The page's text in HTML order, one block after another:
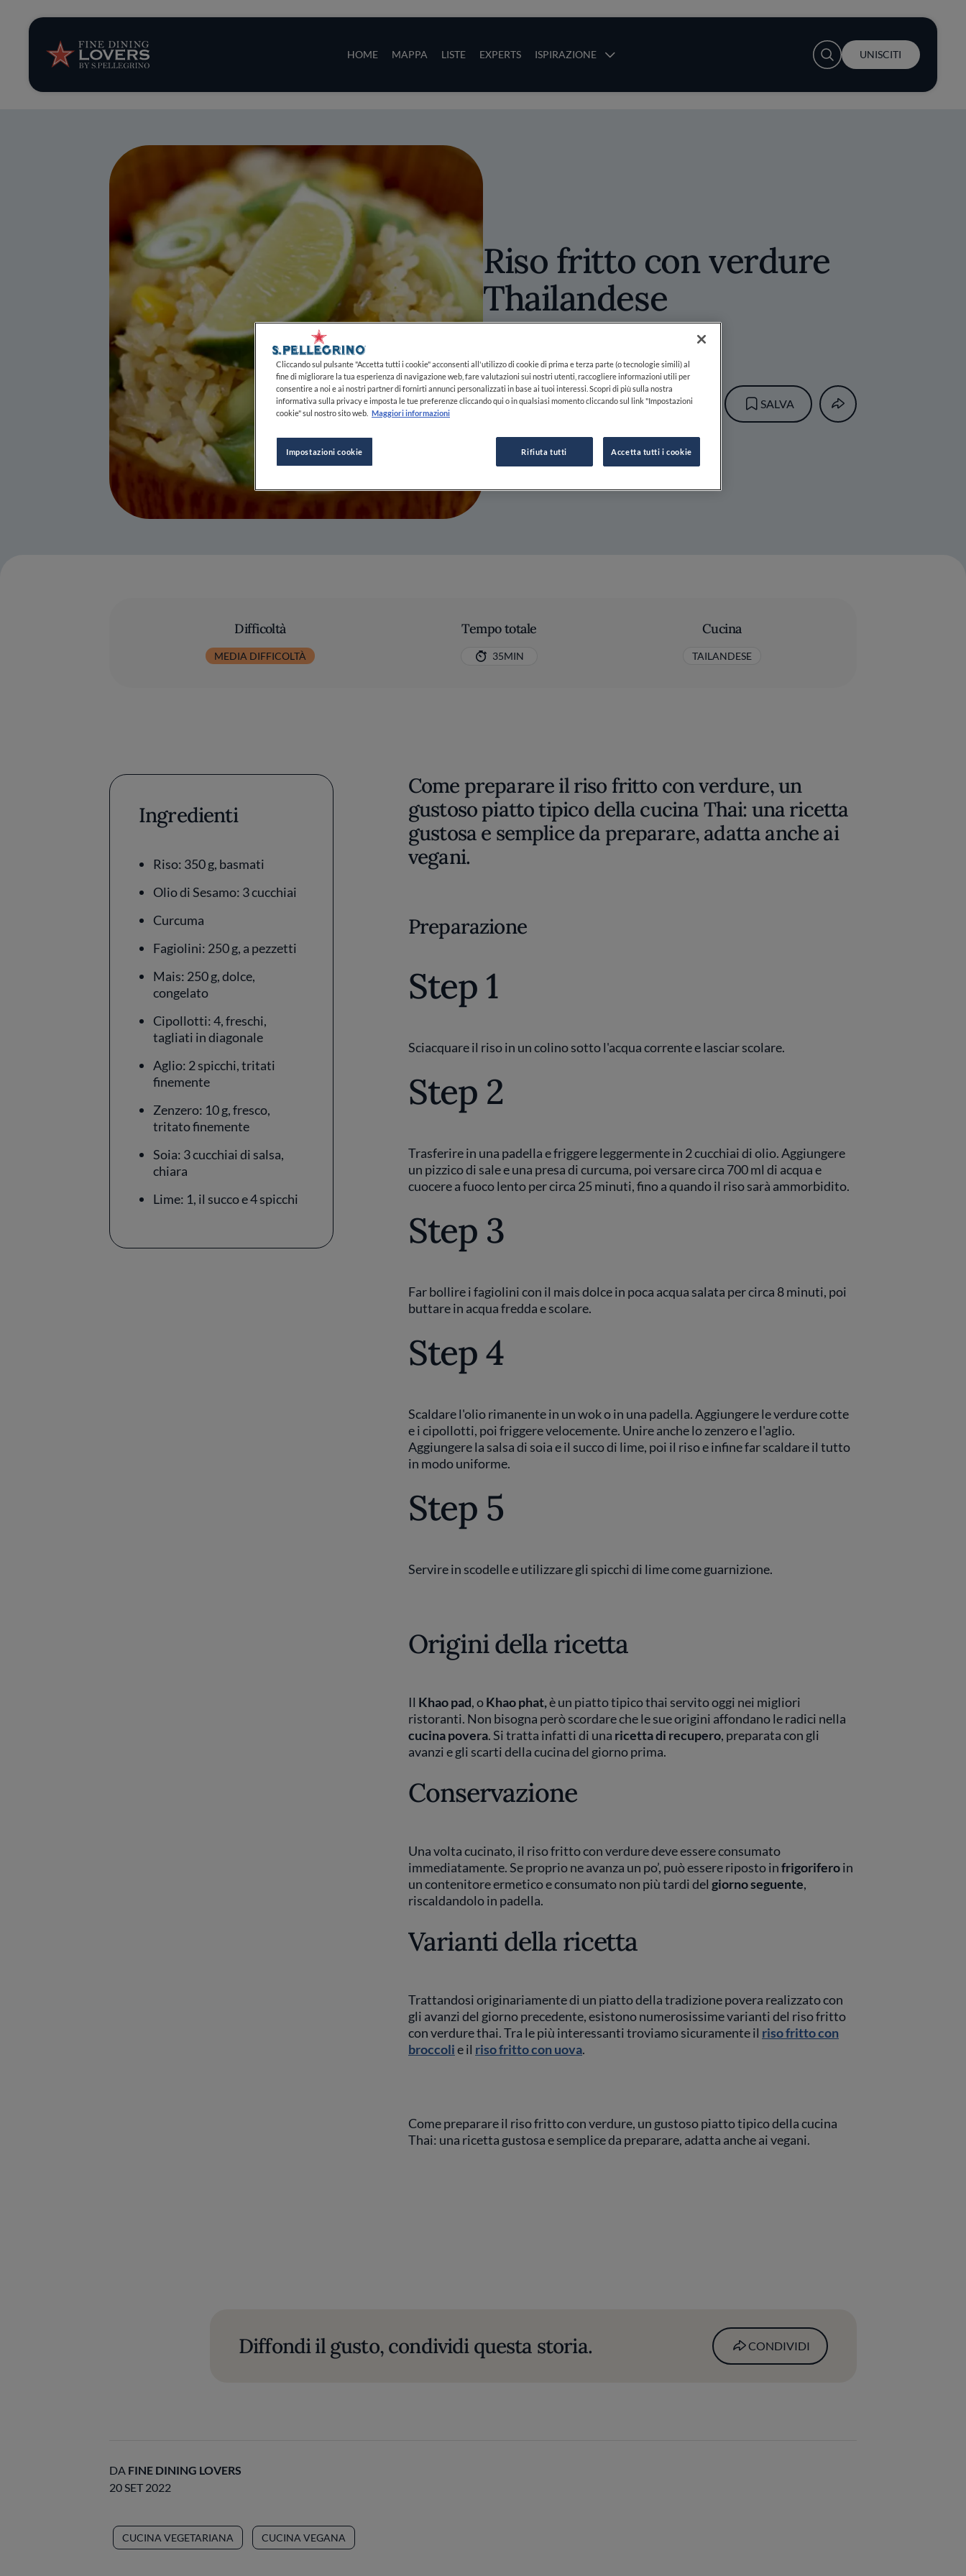
HOME MAPPA LISTE EXPERTS ISPIRAZIONE
Storie e tendenze
Ricette
Trucchi e consigli
Serie
User account menu
UNISCITI
Riso fritto con verdure
Thailandese
DA FINE DINING LOVERS
REDAZIONE
SALVA
Difficoltà
MEDIA DIFFICOLTÀ
Tempo totale
35MIN
Cucina
TAILANDESE
Ingredienti
Riso: 350 g, basmati
Olio di Sesamo: 3 cucchiai
Curcuma
Fagiolini: 250 g, a pezzetti
Mais: 250 g, dolce,
congelato
Cipollotti: 4, freschi,
tagliati in diagonale
Aglio: 2 spicchi, tritati
finemente
Zenzero: 10 g, fresco,
tritato finemente
Soia: 3 cucchiai di salsa,
chiara
Lime: 1, il succo e 4 spicchi
Come preparare il riso fritto con verdure, un
gustoso piatto tipico della cucina Thai: una ricetta
gustosa e semplice da preparare, adatta anche ai
vegani.
Preparazione
Step 1
Sciacquare il riso in un colino sotto l'acqua corrente e lasciar scolare.
Step 2
Trasferire in una padella e friggere leggermente in 2 cucchiai di olio. Aggiungere
un pizzico di sale e una presa di curcuma, poi versare circa 700 ml di acqua e
cuocere a fuoco lento per circa 25 minuti, fino a quando il riso sarà ammorbidito.
Step 3
Far bollire i fagiolini con il mais dolce in poca acqua salata per circa 8 minuti, poi
buttare in acqua fredda e scolare.
Step 4
Scaldare l'olio rimanente in un wok o in una padella. Aggiungere le verdure cotte
e i cipollotti, poi friggere velocemente. Unire anche lo zenzero e l'aglio.
Aggiungere la salsa di soia e il succo di lime, poi il riso e infine far scaldare il tutto
in modo uniforme.
Step 5
Servire in scodelle e utilizzare gli spicchi di lime come guarnizione.
Origini della ricetta
Il Khao pad, oKhao phat,è un piatto tipico thai servito oggi nei migliori
ristoranti. Non bisogna però scordare che le sue origini affondano le radici nella
cucina povera. Si tratta infatti di una ricetta di recupero, preparata con gli
avanzi e gli scarti della cucina del giorno prima.
Conservazione
Una volta cucinato, il riso fritto con verdure deve essere consumato
immediatamente. Se proprio ne avanza un po’, può essere riposto infrigoriferoin
un contenitore ermetico e consumato non più tardi del giorno seguente,
riscaldandolo in padella.
Varianti della ricetta
Trattandosi originariamente di un piatto della tradizione povera realizzato con
gli avanzi del giorno precedente, esistono numerosissime varianti del riso fritto
con verdure thai. Tra le più interessanti troviamo sicuramente il riso fritto con
broccolie il riso fritto con uova.
Come preparare il riso fritto con verdure, un gustoso piatto tipico della cucina
Thai: una ricetta gustosa e semplice da preparare, adatta anche ai vegani.
Diffondi il gusto, condividi questa storia. CONDIVIDI
DA FINE DINING LOVERS
20 SET 2022
CUCINA VEGETARIANA CUCINA VEGANA
Cliccando sul pulsante "Accetta tutti i cookie" acconsenti all'utilizzo di cookie di prima e terza parte (o tecnologie simili) al
fine di migliorare la tua esperienza di navigazione web, fare valutazioni sui nostri utenti, raccogliere informazioni utili per
consentire a noi e ai nostri partner di fornirti annunci personalizzati in base ai tuoi interessi. Scopri di più sulla nostra
informativa sulla privacy e imposta le tue preferenze cliccando qui o in qualsiasi momento cliccando sul link "Impostazioni
cookie" sul nostro sito web. Maggiori informazioni
Impostazioni cookie Rifiuta tutti Accetta tutti i cookie